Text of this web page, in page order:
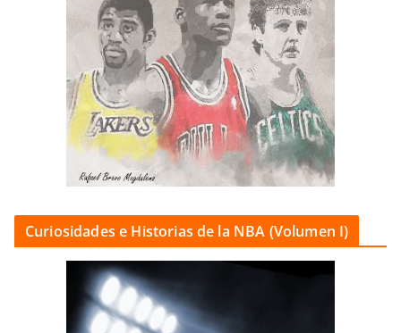
Curiosidades e Historias de la NBA (Volumen I)